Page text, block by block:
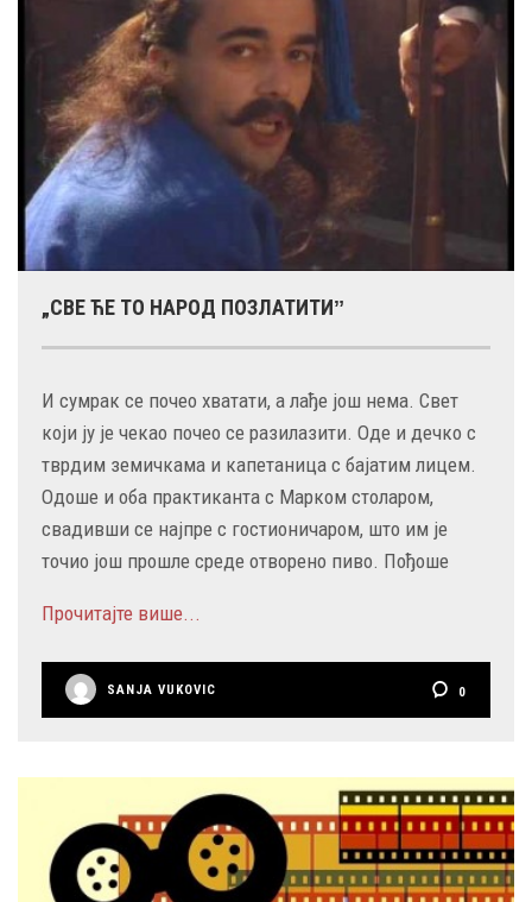
„СВЕ ЋЕ ТО НАРОД ПОЗЛАТИТИˮ
И сумрак се почео хватати, а лађе још нема. Свет
који ју је чекао почео се разилазити. Оде и дечко с
тврдим земичкама и капетаница с бајатим лицем.
Одоше и оба практиканта с Марком столаром,
свадивши се најпре с гостионичаром, што им је
точио још прошле среде отворено пиво. Пођоше
Прочитајте више...
SANJA VUKOVIC 0